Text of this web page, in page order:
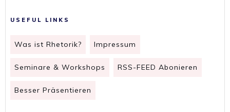
USEFUL LINKS
Was ist Rhetorik? Impressum
Seminare & Workshops RSS-FEED Abonieren
Besser Präsentieren